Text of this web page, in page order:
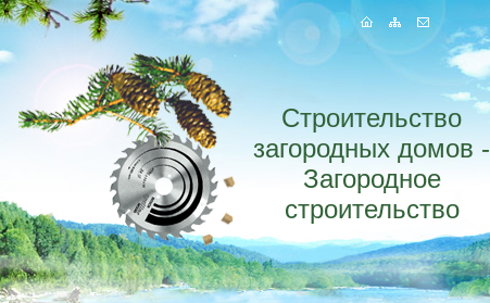
Строительство
загородных домов -
Загородное
строительство